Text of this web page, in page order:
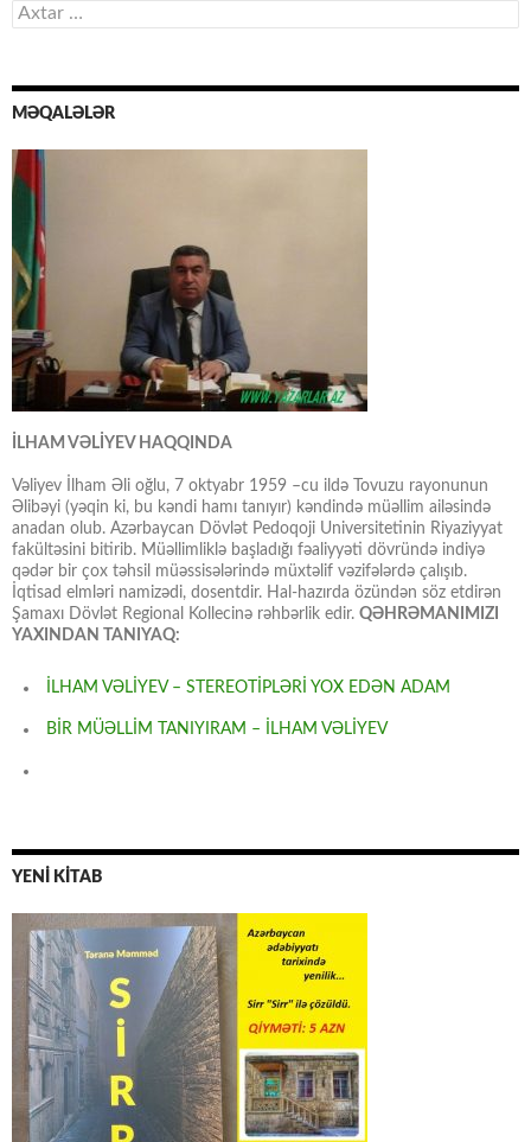
Axtarış:
MƏQALƏLƏR
İLHAM VƏLİYEV HAQQINDA
Vəliyev İlham Əli oğlu, 7 oktyabr 1959 –cu ildə Tovuzu rayonunun
Əlibəyi (yəqin ki, bu kəndi hamı tanıyır) kəndində müəllim ailəsində
anadan olub. Azərbaycan Dövlət Pedoqoji Universitetinin Riyaziyyat
fakültəsini bitirib. Müəllimliklə başladığı fəaliyyəti dövründə indiyə
qədər bir çox təhsil müəssisələrində müxtəlif vəzifələrdə çalışıb.
İqtisad elmləri namizədi, dosentdir. Hal-hazırda özündən söz etdirən
Şamaxı Dövlət Regional Kollecinə rəhbərlik edir. QƏHRƏMANIMIZI
YAXINDAN TANIYAQ:
İLHAM VƏLİYEV – STEREOTİPLƏRİ YOX EDƏN ADAM
BİR MÜƏLLİM TANIYIRAM – İLHAM VƏLİYEV
YENİ KİTAB